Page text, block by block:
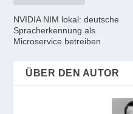
NVIDIA NIM lokal: deutsche
Spracherkennung als
Microservice betreiben
ÜBER DEN AUTOR